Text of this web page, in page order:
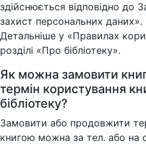
здійснюється відповідно до
захист персональних даних».
Детальніше у «Правилах
розділі «Про бібліотеку».
Як можна замовити
термін користування
бібліотеку?
Замовити або продовжити
книгою можна за тел. або на